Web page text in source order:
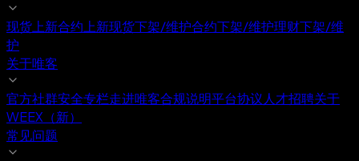
现货上新合约上新现货下架/维护合约下架/维护理财下架/维
护
关于唯客
官方社群安全专栏走进唯客合规说明平台协议人才招聘关于
WEEX（新）
常见问题